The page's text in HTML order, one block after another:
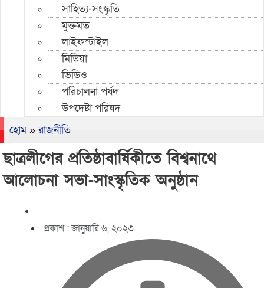
সাহিত্য-সংস্কৃতি
মুক্তমত
লাইফস্টাইল
মিডিয়া
ভিডিও
পরিচালনা পর্ষদ
উপদেষ্টা পরিষদ
হোম»রাজনীতি
ছাত্রলীগের প্রতিষ্ঠাবার্ষিকীতে বিশ্বনাথে
আলোচনা সভা-সাংস্কৃতিক অনুষ্ঠান
প্রকাশ :জানুয়ারি ৬, ২০২৩